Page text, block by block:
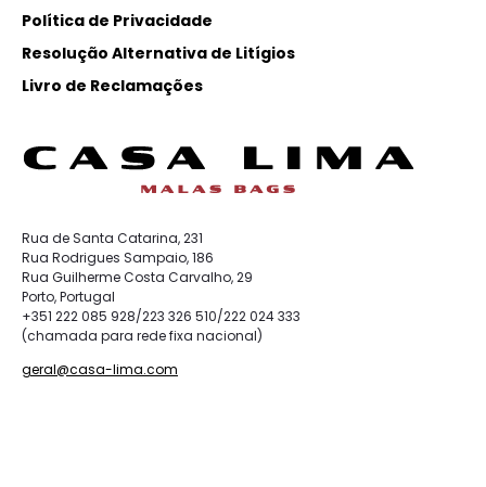
Política de Privacidade
Resolução Alternativa de Litígios
Livro de Reclamações
Rua de Santa Catarina, 231
Rua Rodrigues Sampaio, 186
Rua Guilherme Costa Carvalho, 29
Porto, Portugal
+351 222 085 928/223 326 510/222 024 333
(chamada para rede fixa nacional)
geral@casa-lima.com